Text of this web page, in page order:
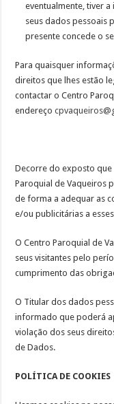
eventualmente, tiver
seus dados pessoais
presente concede o
Para quaisquer
direitos que lhes estão
contactar o Centro
endereço
Decorre do exposto que
Paroquial de Vaqueiros
de forma a adequar as
e/ou publicitárias a
O Centro Paroquial de
seus visitantes pelo
cumprimento das
O Titular dos dados
informado que poderá
violação dos seus
de Dados.
POLÍTICA DE COOKIES